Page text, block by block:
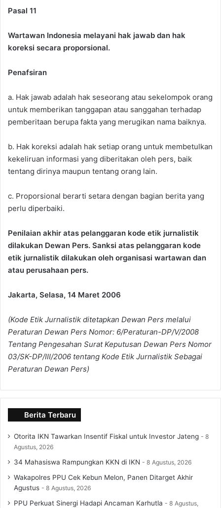
Pasal 11
Wartawan Indonesia melayani hak jawab dan hak
koreksi secara proporsional.
Penafsiran
a. Hak jawab adalah hak seseorang atau sekelompok orang
untuk memberikan tanggapan atau sanggahan terhadap
pemberitaan berupa fakta yang merugikan nama baiknya.
b. Hak koreksi adalah hak setiap orang untuk membetulkan
kekeliruan informasi yang diberitakan oleh pers, baik
tentang dirinya maupun tentang orang lain.
c. Proporsional berarti setara dengan bagian berita yang
perlu diperbaiki.
Penilaian akhir atas pelanggaran kode etik jurnalistik
dilakukan Dewan Pers. Sanksi atas pelanggaran kode
etik jurnalistik dilakukan oleh organisasi wartawan dan
atau perusahaan pers.
Jakarta, Selasa, 14 Maret 2006
(Kode Etik Jurnalistik ditetapkan Dewan Pers melalui
Peraturan Dewan Pers Nomor: 6/Peraturan-DP/V/2008
Tentang Pengesahan Surat Keputusan Dewan Pers Nomor
03/SK-DP/III/2006 tentang Kode Etik Jurnalistik Sebagai
Peraturan Dewan Pers)
Berita Terbaru
Otorita IKN Tawarkan Insentif Fiskal untuk Investor Jateng
8
Agustus, 2026
34 Mahasiswa Rampungkan KKN di IKN 8 Agustus, 2026
Wakapolres PPU Cek Kebun Melon, Panen Ditarget Akhir
Agustus
8 Agustus, 2026
PPU Perkuat Sinergi Hadapi Ancaman Karhutla
8 Agustus,